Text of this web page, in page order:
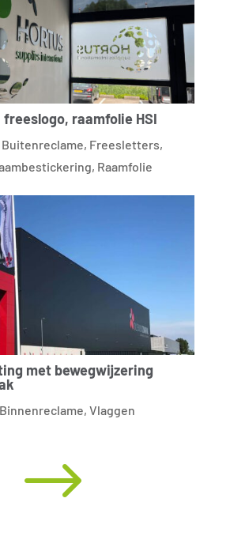
raamfolie HSI
Buitenreclame, Freesletters,
, Raamfolie
met bewegwijzering
Binnenreclame, Vlaggen
$